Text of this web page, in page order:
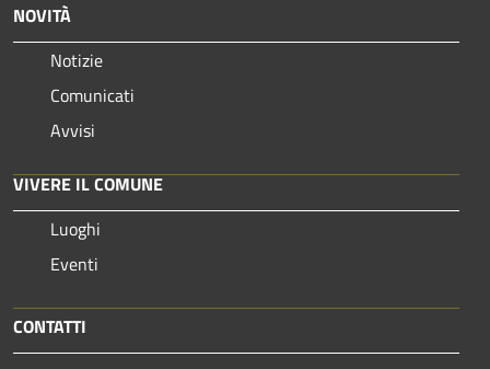
NOVITÀ
Notizie
Comunicati
Avvisi
VIVERE IL COMUNE
Luoghi
Eventi
CONTATTI